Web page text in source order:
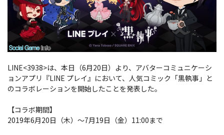
LINE<3938>は、本日（6月20日）より、アバターコミュニケーシ
ョンアプリ『LINE プレイ』において、人気コミック「黒執事」と
のコラボレーションを開始したことを発表した。
【コラボ期間】
2019年6月20日（木）～7月19日（金）11:00まで